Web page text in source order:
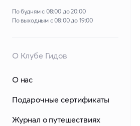
По будням с 08:00 до 20:00
По выходным с 08:00 до 19:00
О Клубе Гидов
О нас
Подарочные сертификаты
Журнал о путешествиях